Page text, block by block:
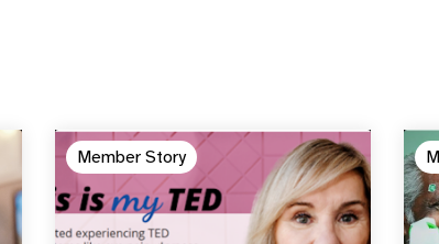
Member Story